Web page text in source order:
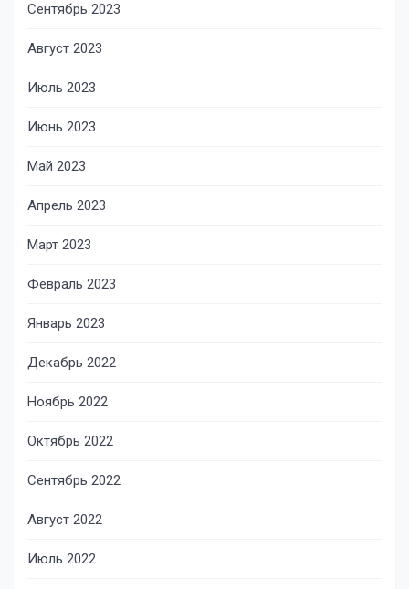
Сентябрь 2023
Август 2023
Июль 2023
Июнь 2023
Май 2023
Апрель 2023
Март 2023
Февраль 2023
Январь 2023
Декабрь 2022
Ноябрь 2022
Октябрь 2022
Сентябрь 2022
Август 2022
Июль 2022